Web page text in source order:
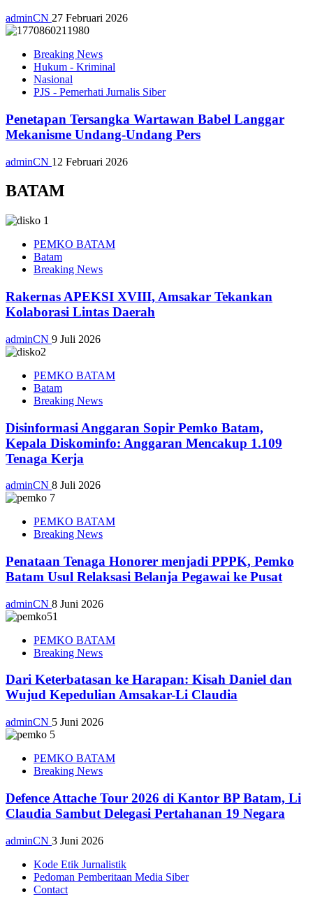
adminCN 27 Februari 2026
Breaking News
Hukum - Kriminal
Nasional
PJS - Pemerhati Jurnalis Siber
Penetapan Tersangka Wartawan Babel Langgar
Mekanisme Undang-Undang Pers
adminCN 12 Februari 2026
BATAM
PEMKO BATAM
Batam
Breaking News
Rakernas APEKSI XVIII, Amsakar Tekankan
Kolaborasi Lintas Daerah
adminCN 9 Juli 2026
PEMKO BATAM
Batam
Breaking News
Disinformasi Anggaran Sopir Pemko Batam,
Kepala Diskominfo: Anggaran Mencakup 1.109
Tenaga Kerja
adminCN 8 Juli 2026
PEMKO BATAM
Breaking News
Penataan Tenaga Honorer menjadi PPPK, Pemko
Batam Usul Relaksasi Belanja Pegawai ke Pusat
adminCN 8 Juni 2026
PEMKO BATAM
Breaking News
Dari Keterbatasan ke Harapan: Kisah Daniel dan
Wujud Kepedulian Amsakar-Li Claudia
adminCN 5 Juni 2026
PEMKO BATAM
Breaking News
Defence Attache Tour 2026 di Kantor BP Batam, Li
Claudia Sambut Delegasi Pertahanan 19 Negara
adminCN 3 Juni 2026
Kode Etik Jurnalistik
Pedoman Pemberitaan Media Siber
Contact